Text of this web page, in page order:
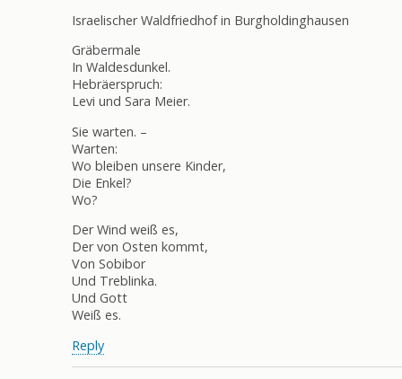
Israelischer Waldfriedhof in Burgholdinghausen
Gräbermale
In Waldesdunkel.
Hebräerspruch:
Levi und Sara Meier.
Sie warten. –
Warten:
Wo bleiben unsere Kinder,
Die Enkel?
Wo?
Der Wind weiß es,
Der von Osten kommt,
Von Sobibor
Und Treblinka.
Und Gott
Weiß es.
Reply